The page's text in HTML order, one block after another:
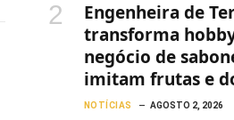
Engenheira de
transforma
negócio de
imitam frutas e
NOTÍCIAS AGOSTO 2, 2026